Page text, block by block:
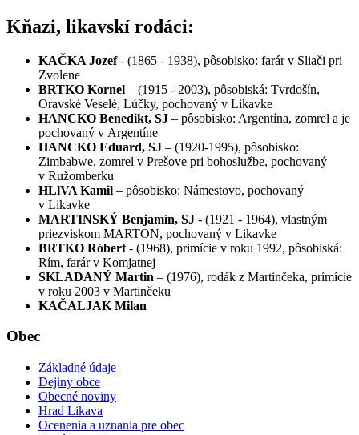
Kňazi, likavskí rodáci:
KAČKA Jozef- (1865 - 1938), pôsobisko: farár v Sliači pri
Zvolene
BRTKO Kornel – (1915 - 2003), pôsobiská: Tvrdošín,
Oravské Veselé, Lúčky, pochovaný v Likavke
HANCKO Benedikt, SJ – pôsobisko: Argentína, zomrel a je
pochovaný v Argentíne
HANCKO Eduard, SJ – (1920-1995), pôsobisko:
Zimbabwe, zomrel v Prešove pri bohoslužbe, pochovaný
v Ružomberku
HLlVA Kamil – pôsobisko: Námestovo, pochovaný
v Likavke
MARTINSKÝ Benjamín, SJ - (1921 - 1964), vlastným
priezviskom MARTON, pochovaný v Likavke
BRTKO Róbert - (1968), primície v roku 1992, pôsobiská:
Rím, farár v Komjatnej
SKLADANÝ Martin – (1976), rodák z Martinčeka, prímície
v roku 2003 v Martinčeku
KAČALJAK Milan
Obec
Základné údaje
Dejiny obce
Obecné noviny
Hrad Likava
Ocenenia a uznania pre obec